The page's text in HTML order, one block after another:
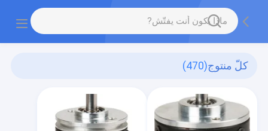
كلّ منتوج(470)